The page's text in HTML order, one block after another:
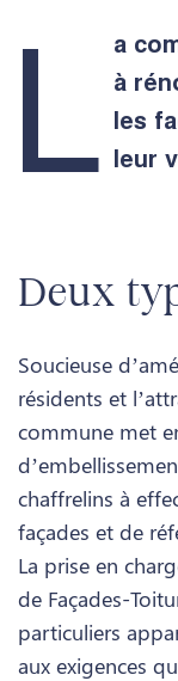
L a
à
les
leur
Deux
Soucieuse
résidents et
commune met
chaffrelins à
façades et de
La prise en
de Façades-
particuliers
aux exigences